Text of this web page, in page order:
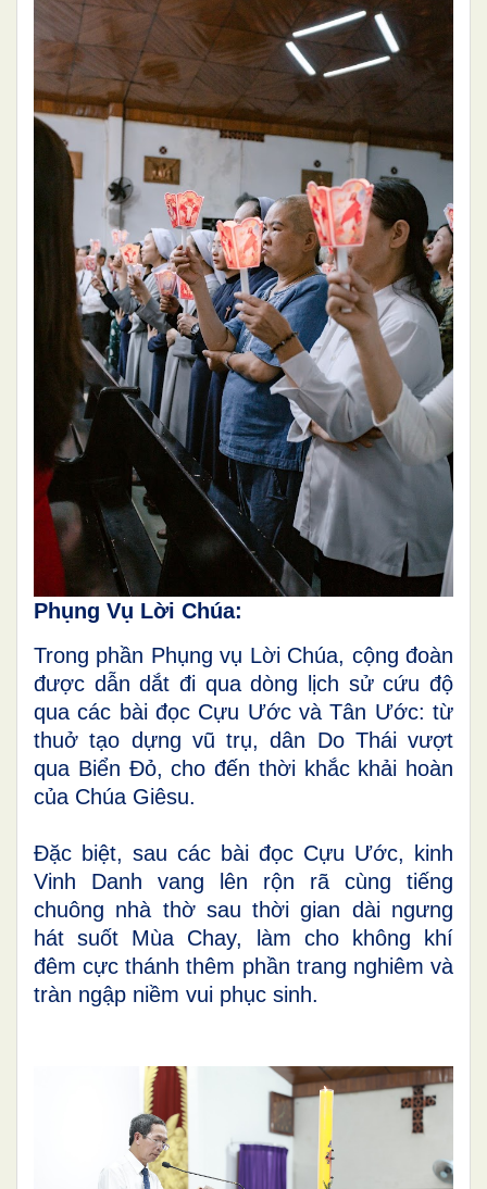
Phụng Vụ Lời Chúa:
Trong phần Phụng vụ Lời Chúa, cộng đoàn
được dẫn dắt đi qua dòng lịch sử cứu độ
qua các bài đọc Cựu Ước và Tân Ước: từ
thuở tạo dựng vũ trụ, dân Do Thái vượt
qua Biển Đỏ, cho đến thời khắc khải hoàn
của Chúa Giêsu.
Đặc biệt, sau các bài đọc Cựu Ước, kinh
Vinh Danh vang lên rộn rã cùng tiếng
chuông nhà thờ sau thời gian dài ngưng
hát suốt Mùa Chay, làm cho không khí
đêm cực thánh thêm phần trang nghiêm và
tràn ngập niềm vui phục sinh.